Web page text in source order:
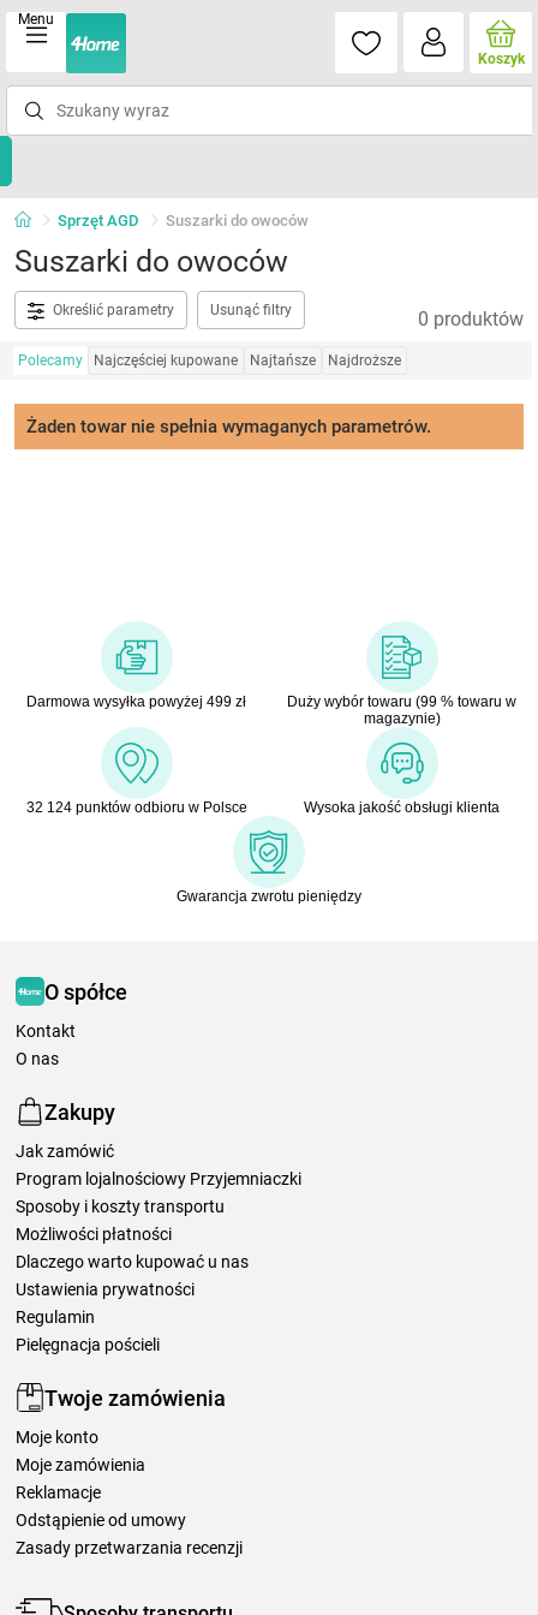
Menu
Koszyk
Sprzęt AGD Suszarki do owoców
Suszarki do owoców
Określić parametry Usunąć filtry 0 produktów
Polecamy Najczęściej kupowane Najtańsze Najdroższe
Żaden towar nie spełnia wymaganych parametrów.
Darmowa wysyłka powyżej 499 zł
Duży wybór towaru (99 % towaru w
magazynie)
32 124 punktów odbioru w Polsce Wysoka jakość obsługi klienta
Gwarancja zwrotu pieniędzy
O spółce
Kontakt
O nas
Zakupy
Jak zamówić
Program lojalnościowy Przyjemniaczki
Sposoby i koszty transportu
Możliwości płatności
Dlaczego warto kupować u nas
Ustawienia prywatności
Regulamin
Pielęgnacja pościeli
Twoje zamówienia
Moje konto
Moje zamówienia
Reklamacje
Odstąpienie od umowy
Zasady przetwarzania recenzji